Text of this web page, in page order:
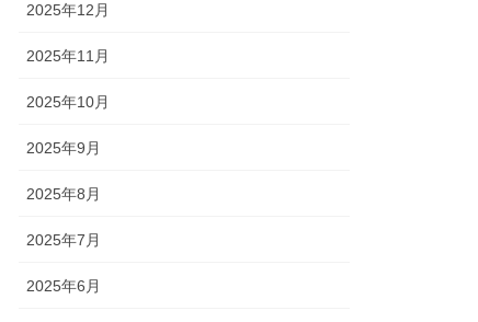
2025年12月
2025年11月
2025年10月
2025年9月
2025年8月
2025年7月
2025年6月